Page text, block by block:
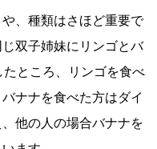
、種類はさほど重要で
双子姉妹にリンゴとバ
ところ、リンゴを食べ
ナナを食べた方はダイ
他の人の場合バナナを